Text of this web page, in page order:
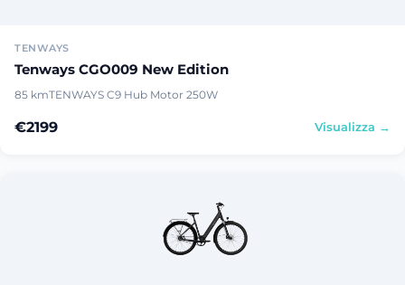
TENWAYS
Tenways CGO009 New Edition
85 kmTENWAYS C9 Hub Motor 250W
€2199 Visualizza →